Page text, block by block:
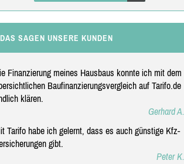
DAS SAGEN UNSERE KUNDEN
Finanzierung meines Hausbaus konnte ich mit dem
Baufinanzierungsvergleich auf Tarifo.de
klären.
Gerhard A.
Tarifo habe ich gelernt, dass es auch günstige Kfz-
gibt.
Peter K.